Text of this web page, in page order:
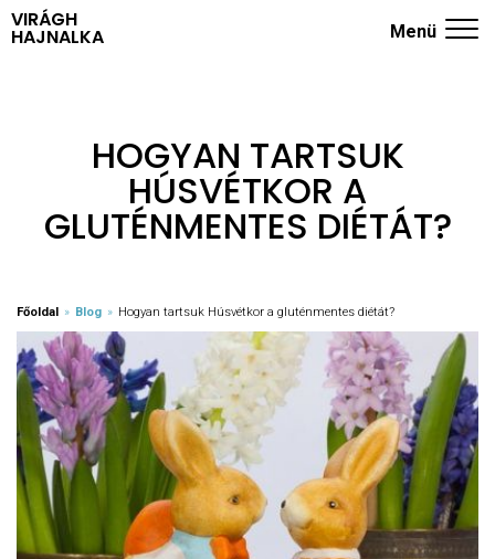
VIRÁGH
HAJNALKA Menü
TRÉNINGEK
RÓLAM
BLOG
KAPCSOLAT
HOGYAN TARTSUK
HÚSVÉTKOR A
GLUTÉNMENTES DIÉTÁT?
Főoldal » Blog » Hogyan tartsuk Húsvétkor a gluténmentes diétát?